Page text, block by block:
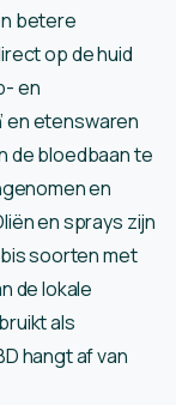
betere
op de huid
en
en etenswaren
de bloedbaan te
en
en sprays zijn
soorten met
de lokale
als
hangt af van